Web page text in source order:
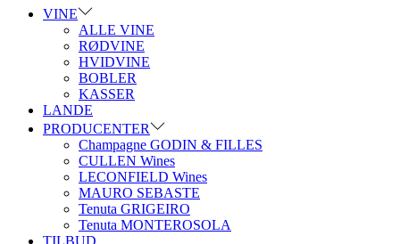
VINE
ALLE VINE
RØDVINE
HVIDVINE
BOBLER
KASSER
LANDE
PRODUCENTER
Champagne GODIN & FILLES
CULLEN Wines
LECONFIELD Wines
MAURO SEBASTE
Tenuta GRIGEIRO
Tenuta MONTEROSOLA
TILBUD